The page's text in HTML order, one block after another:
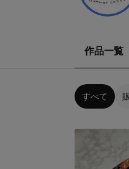
作品一覧
すべて